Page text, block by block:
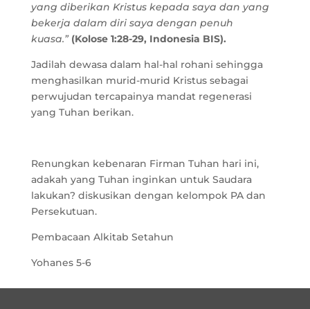
yang diberikan Kristus kepada saya dan yang
bekerja dalam diri saya dengan penuh
kuasa.” (Kolose 1:28-29, Indonesia BIS).
Jadilah dewasa dalam hal-hal rohani sehingga
menghasilkan murid-murid Kristus sebagai
perwujudan tercapainya mandat regenerasi
yang Tuhan berikan.
Renungkan kebenaran Firman Tuhan hari ini,
adakah yang Tuhan inginkan untuk Saudara
lakukan? diskusikan dengan kelompok PA dan
Persekutuan.
Pembacaan Alkitab Setahun
Yohanes 5-6